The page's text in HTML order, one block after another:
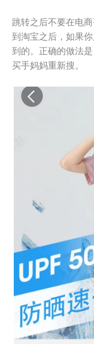
跳转之后不要在电
到淘宝之后，如果
到的。正确的做法
买手妈妈重新搜。